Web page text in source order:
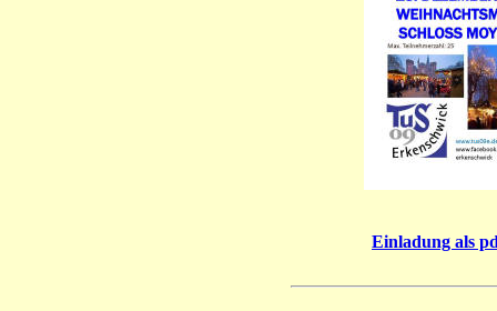
Einladung als